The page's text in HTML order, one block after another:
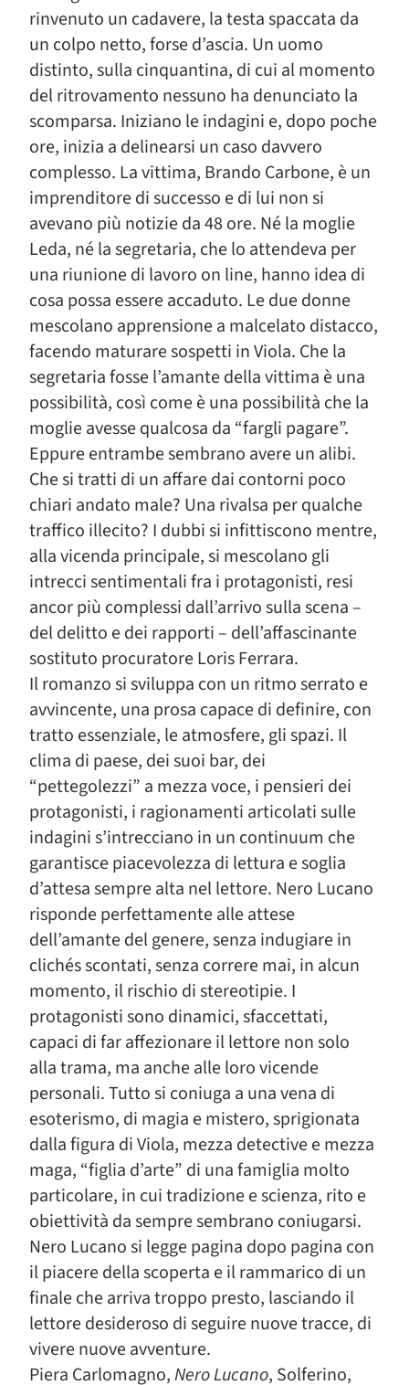
rinvenuto un cadavere, la testa spaccata da
un colpo netto, forse d’ascia. Un uomo
distinto, sulla cinquantina, di cui al momento
del ritrovamento nessuno ha denunciato la
scomparsa. Iniziano le indagini e, dopo poche
ore, inizia a delinearsi un caso davvero
complesso. La vittima, Brando Carbone, è un
imprenditore di successo e di lui non si
avevano più notizie da 48 ore. Né la moglie
Leda, né la segretaria, che lo attendeva per
una riunione di lavoro on line, hanno idea di
cosa possa essere accaduto. Le due donne
mescolano apprensione a malcelato distacco,
facendo maturare sospetti in Viola. Che la
segretaria fosse l’amante della vittima è una
possibilità, così come è una possibilità che la
moglie avesse qualcosa da “fargli pagare”.
Eppure entrambe sembrano avere un alibi.
Che si tratti di un affare dai contorni poco
chiari andato male? Una rivalsa per qualche
traffico illecito? I dubbi si infittiscono mentre,
alla vicenda principale, si mescolano gli
intrecci sentimentali fra i protagonisti, resi
ancor più complessi dall’arrivo sulla scena –
del delitto e dei rapporti – dell’affascinante
sostituto procuratore Loris Ferrara.
Il romanzo si sviluppa con un ritmo serrato e
avvincente, una prosa capace di definire, con
tratto essenziale, le atmosfere, gli spazi. Il
clima di paese, dei suoi bar, dei
“pettegolezzi” a mezza voce, i pensieri dei
protagonisti, i ragionamenti articolati sulle
indagini s’intrecciano in un continuum che
garantisce piacevolezza di lettura e soglia
d’attesa sempre alta nel lettore. Nero Lucano
risponde perfettamente alle attese
dell’amante del genere, senza indugiare in
clichés scontati, senza correre mai, in alcun
momento, il rischio di stereotipie. I
protagonisti sono dinamici, sfaccettati,
capaci di far affezionare il lettore non solo
alla trama, ma anche alle loro vicende
personali. Tutto si coniuga a una vena di
esoterismo, di magia e mistero, sprigionata
dalla figura di Viola, mezza detective e mezza
maga, “figlia d’arte” di una famiglia molto
particolare, in cui tradizione e scienza, rito e
obiettività da sempre sembrano coniugarsi.
Nero Lucano si legge pagina dopo pagina con
il piacere della scoperta e il rammarico di un
finale che arriva troppo presto, lasciando il
lettore desideroso di seguire nuove tracce, di
vivere nuove avventure.
Piera Carlomagno,Nero Lucano, Solferino,